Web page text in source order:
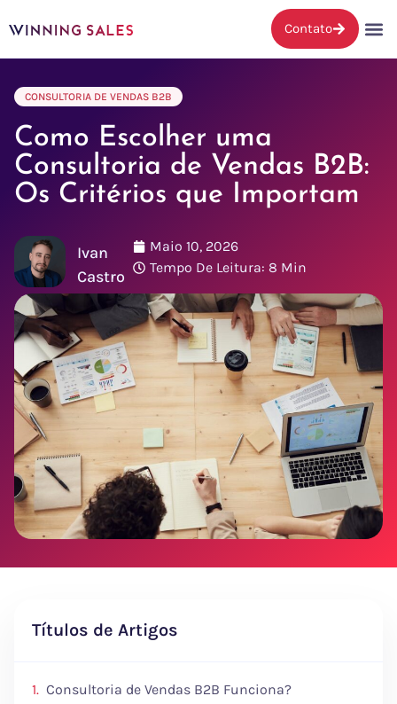
Contato
CONSULTORIA DE VENDAS B2B
Como Escolher uma
Consultoria de Vendas B2B:
Os Critérios que Importam
Maio 10, 2026
Tempo De Leitura: 8 Min
Ivan
Castro
Títulos de Artigos
Consultoria de Vendas B2B Funciona?